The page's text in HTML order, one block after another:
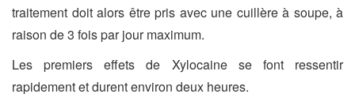
traitement doit alors être pris avec une cuillère à soupe, à
raison de 3 fois par jour maximum.
Les premiers effets de Xylocaine se font ressentir
rapidement et durent environ deux heures.